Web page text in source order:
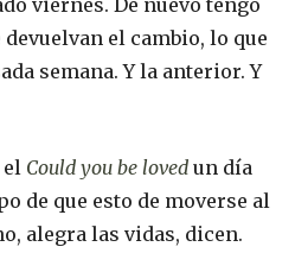
el cambio, lo que
semana. Y la anterior. Y
Could you be loved un día
de que esto de moverse al
alegra las vidas, dicen.